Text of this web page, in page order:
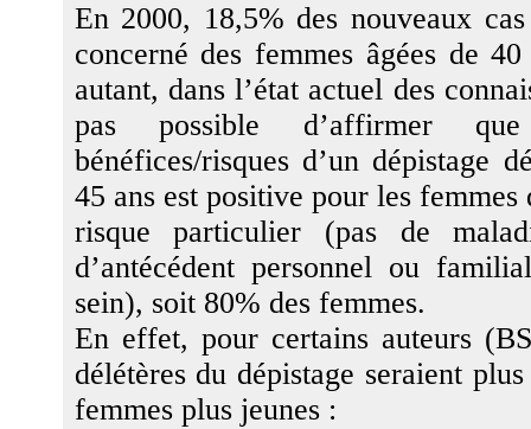
En 2000, 18,5% des nouveaux
concerné des femmes âgées de
autant, dans l’état actuel des
pas possible d’affirmer
bénéfices/risques d’un dépistage
45 ans est positive pour les femmes
risque particulier (pas de
d’antécédent personnel ou
sein), soit 80% des femmes.
En effet, pour certains auteurs
délétères du dépistage seraient
femmes plus jeunes :